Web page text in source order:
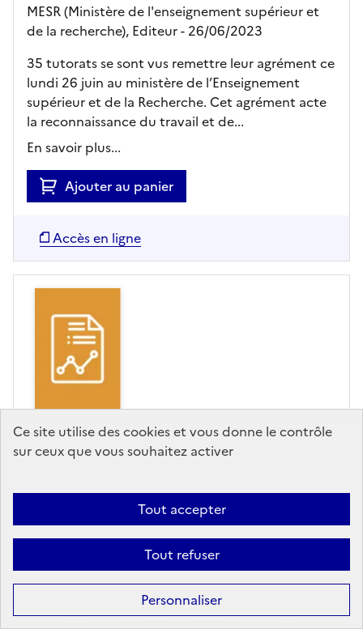
Ce site utilise des cookies et vous donne le contrôle
sur ceux que vous souhaitez activer
Tout accepter
Tout refuser
Personnaliser
MESR (Ministère de l'enseignement supérieur et
de la recherche), Editeur- 26/06/2023
35 tutorats se sont vus remettre leur agrément ce
lundi 26 juin au ministère de l’Enseignement
supérieur et de la Recherche. Cet agrément acte
la reconnaissance du travail et de...
En savoir plus...
Ajouter au panier
Accès en ligne
Plan climat-biodiversité et
transition écologique de
l’Enseignement supérieur et
de la Recherche
Editeur- 16/06/2023